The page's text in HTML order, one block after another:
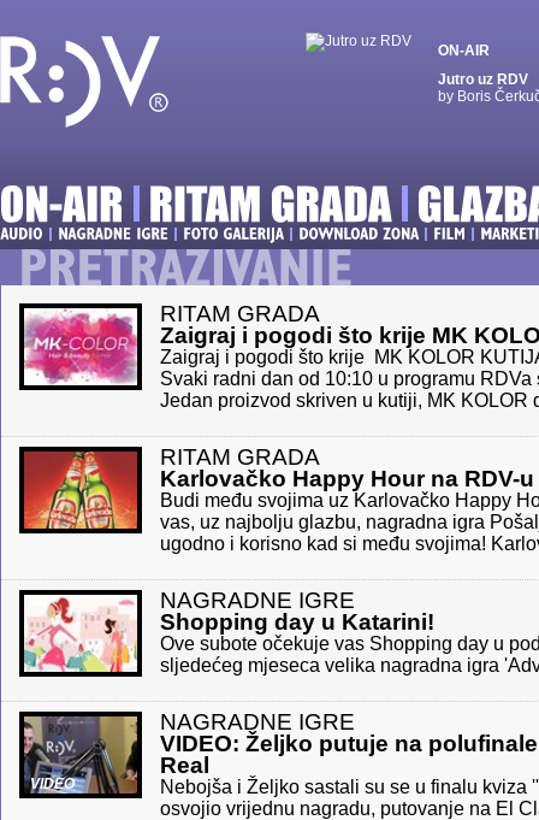
ON-AIR
Jutro uz RDV
by Boris
RITAM GRADA
Zaigraj i pogodi što krije MK
Zaigraj i pogodi što krije MK KOLOR
Svaki radni dan od 10:10 u programu RDVa
Jedan proizvod skriven u kutiji, MK KOLOR
RITAM GRADA
Karlovačko Happy Hour na RDV-u
Budi među svojima uz Karlovačko Happy
vas, uz najbolju glazbu, nagradna igra
ugodno i korisno kad si među svojima!
NAGRADNE IGRE
Shopping day u Katarini!
Ove subote očekuje vas Shopping day u
sljedećeg mjeseca velika nagradna igra
VIDEO
NAGRADNE IGRE
VIDEO: Željko putuje na
Real
Nebojša i Željko sastali su se u finalu kviza
osvojio vrijednu nagradu, putovanje na El